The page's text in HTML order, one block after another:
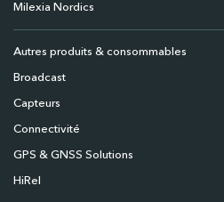
Milexia Nordics
Autres produits & consommables
Broadcast
Capteurs
Connectivité
GPS & GNSS Solutions
HiRel